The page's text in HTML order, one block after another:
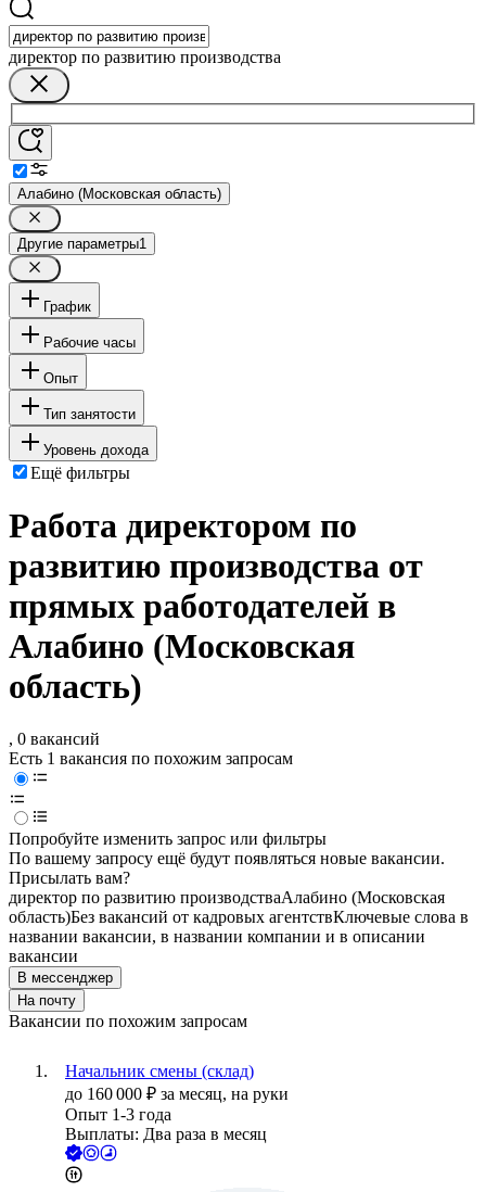
директор по развитию производства
Алабино (Московская область)
Другие параметры1
График
Рабочие часы
Опыт
Тип занятости
Уровень дохода
Ещё фильтры
Работа директором по
развитию производства от
прямых работодателей в
Алабино (Московская
область)
, 0 вакансий
Есть 1 вакансия по похожим запросам
Попробуйте изменить запрос или фильтры
По вашему запросу ещё будут появляться новые вакансии.
Присылать вам?
директор по развитию производстваАлабино (Московская
область)Без вакансий от кадровых агентствКлючевые слова в
названии вакансии, в названии компании и в описании
вакансии
В мессенджер
На почту
Вакансии по похожим запросам
Начальник смены (склад)
до 160 000 ₽ за месяц, на руки
Опыт 1-3 года
Выплаты: Два раза в месяц